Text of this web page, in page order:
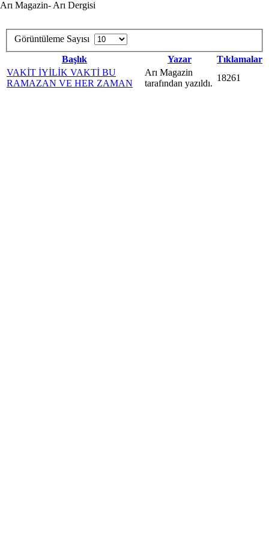
Arı Magazin- Arı Dergisi
Görüntüleme Sayısı
Başlık
Yazar
Tıklamalar
VAKİT İYİLİK VAKTİ BU
RAMAZAN VE HER ZAMAN
Arı Magazin
tarafından yazıldı.
18261